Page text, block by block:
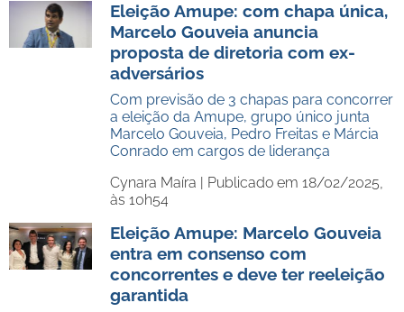
Eleição Amupe: com chapa única,
Marcelo Gouveia anuncia
proposta de diretoria com ex-
adversários
Com previsão de 3 chapas para concorrer
a eleição da Amupe, grupo único junta
Marcelo Gouveia, Pedro Freitas e Márcia
Conrado em cargos de liderança
Cynara Maíra | Publicado em 18/02/2025,
às 10h54
Eleição Amupe: Marcelo Gouveia
entra em consenso com
concorrentes e deve ter reeleição
garantida